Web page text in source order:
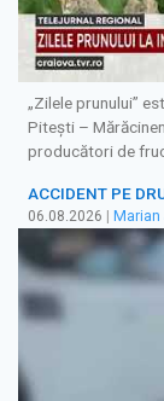
„Zilele prunului”
Pitești –
producători de
ACCIDENT PE
06.08.2026 Marian